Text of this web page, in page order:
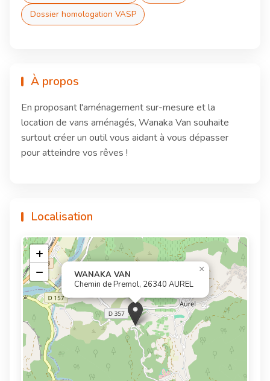
Dossier homologation VASP
À propos
En proposant l'aménagement sur-mesure et la
location de vans aménagés, Wanaka Van souhaite
surtout créer un outil vous aidant à vous dépasser
pour atteindre vos rêves !
Localisation
WANAKA VAN
Chemin de Premol, 26340 AUREL
×
+
−